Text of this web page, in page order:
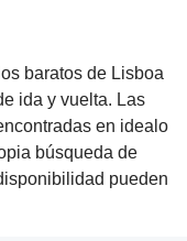
baratos de Lisboa
ida y vuelta. Las
en idealo
búsqueda de
pueden